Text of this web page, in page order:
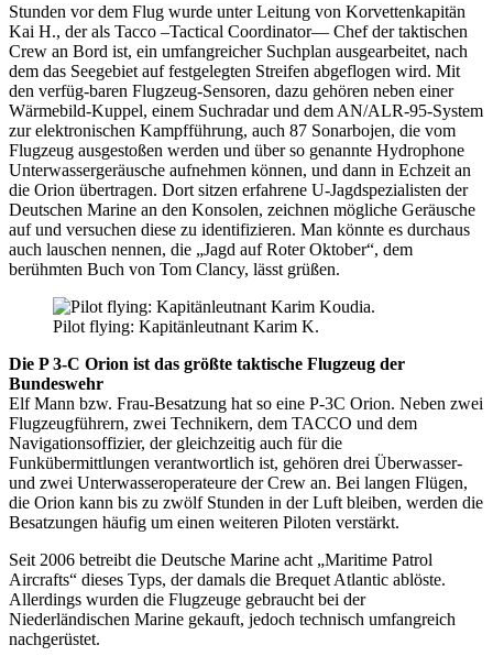
Stunden vor dem Flug wurde unter Leitung von Korvettenkapitän
Kai H., der als Tacco –Tactical Coordinator— Chef der taktischen
Crew an Bord ist, ein umfangreicher Suchplan ausgearbeitet, nach
dem das Seegebiet auf festgelegten Streifen abgeflogen wird. Mit
den verfüg-baren Flugzeug-Sensoren, dazu gehören neben einer
Wärmebild-Kuppel, einem Suchradar und dem AN/ALR-95-System
zur elektronischen Kampfführung, auch 87 Sonarbojen, die vom
Flugzeug ausgestoßen werden und über so genannte Hydrophone
Unterwassergeräusche aufnehmen können, und dann in Echzeit an
die Orion übertragen. Dort sitzen erfahrene U-Jagdspezialisten der
Deutschen Marine an den Konsolen, zeichnen mögliche Geräusche
auf und versuchen diese zu identifizieren. Man könnte es durchaus
auch lauschen nennen, die „Jagd auf Roter Oktober“, dem
berühmten Buch von Tom Clancy, lässt grüßen.
Pilot flying: Kapitänleutnant Karim K.
Die P 3-C Orion ist das größte taktische Flugzeug der
Bundeswehr
Elf Mann bzw. Frau-Besatzung hat so eine P-3C Orion. Neben zwei
Flugzeugführern, zwei Technikern, dem TACCO und dem
Navigationsoffizier, der gleichzeitig auch für die
Funkübermittlungen verantwortlich ist, gehören drei Überwasser-
und zwei Unterwasseroperateure der Crew an. Bei langen Flügen,
die Orion kann bis zu zwölf Stunden in der Luft bleiben, werden die
Besatzungen häufig um einen weiteren Piloten verstärkt.
Seit 2006 betreibt die Deutsche Marine acht „Maritime Patrol
Aircrafts“ dieses Typs, der damals die Brequet Atlantic ablöste.
Allerdings wurden die Flugzeuge gebraucht bei der
Niederländischen Marine gekauft, jedoch technisch umfangreich
nachgerüstet.